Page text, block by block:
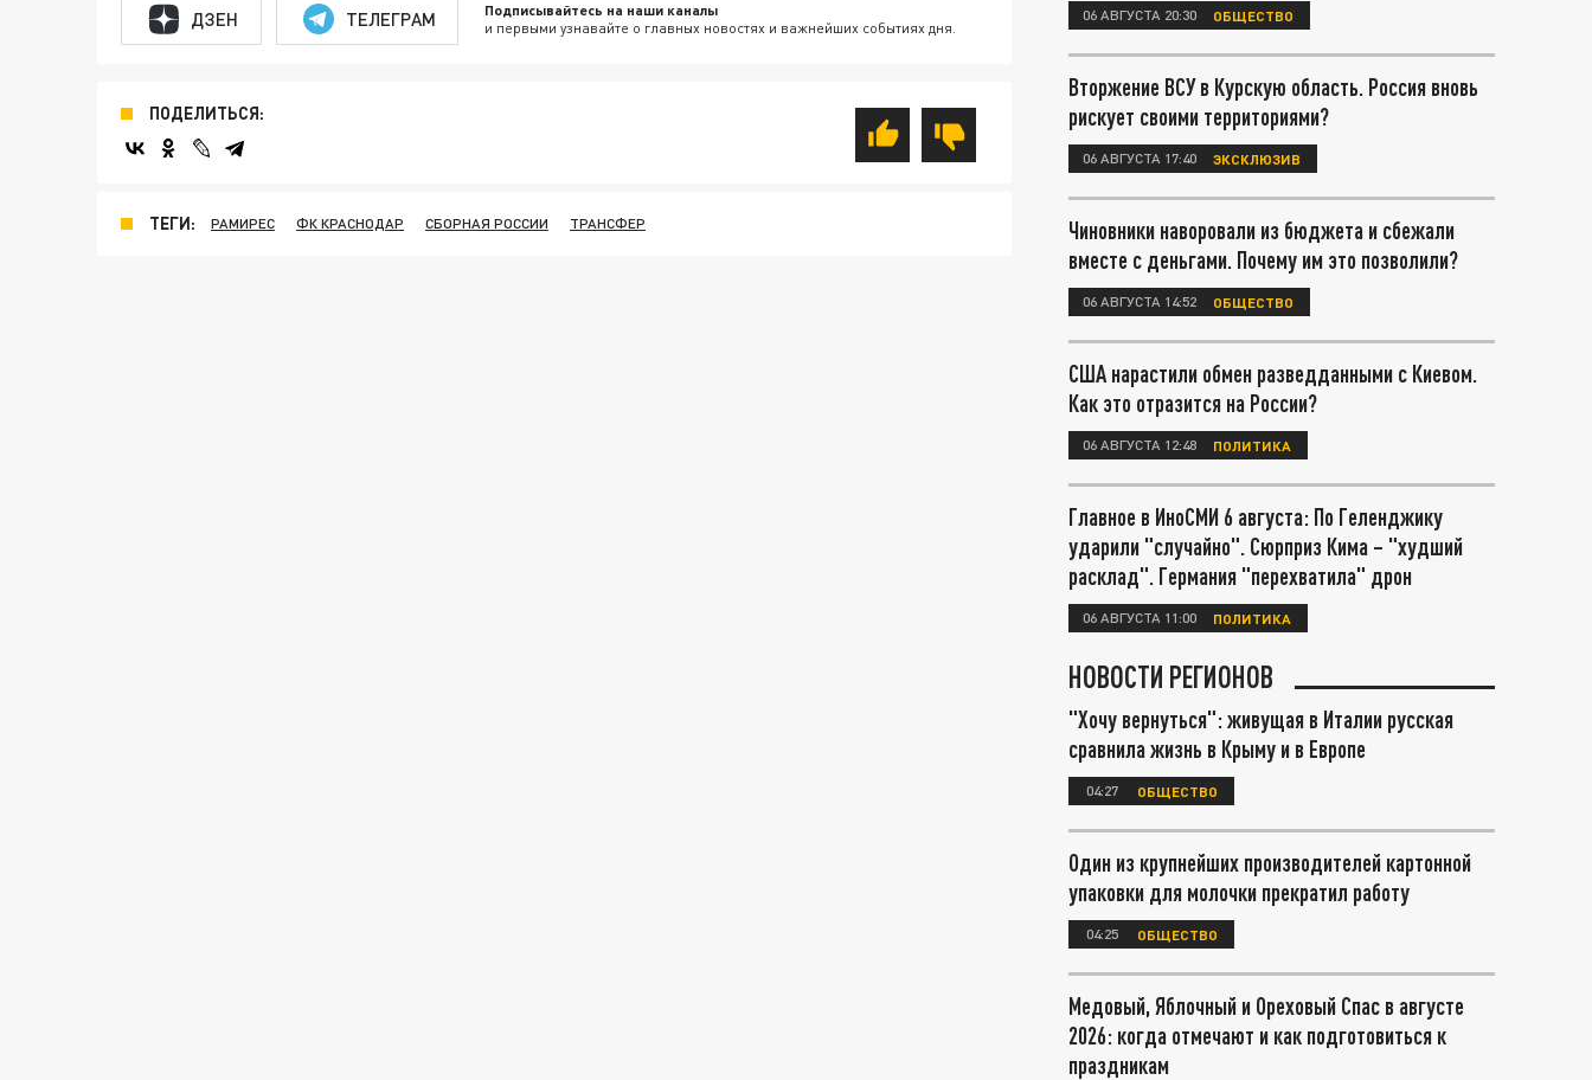
ДЗЕН ТЕЛЕГРАМ Подписывайтесь на наши каналы
и первыми узнавайте о главных новостях и важнейших событиях дня.
ПОДЕЛИТЬСЯ:
ТЕГИ: РАМИРЕС ФК КРАСНОДАР СБОРНАЯ РОССИИ ТРАНСФЕР
06 АВГУСТА 20:30 ОБЩЕСТВО
Вторжение ВСУ в Курскую область. Россия вновь
рискует своими территориями?
06 АВГУСТА 17:40 ЭКСКЛЮЗИВ
Чиновники наворовали из бюджета и сбежали
вместе с деньгами. Почему им это позволили?
06 АВГУСТА 14:52 ОБЩЕСТВО
США нарастили обмен разведданными с Киевом.
Как это отразится на России?
06 АВГУСТА 12:48 ПОЛИТИКА
Главное в ИноСМИ 6 августа: По Геленджику
ударили "случайно". Сюрприз Кима – "худший
расклад". Германия "перехватила" дрон
06 АВГУСТА 11:00 ПОЛИТИКА
НОВОСТИ РЕГИОНОВ
"Хочу вернуться": живущая в Италии русская
сравнила жизнь в Крыму и в Европе
04:27 ОБЩЕСТВО
Один из крупнейших производителей картонной
упаковки для молочки прекратил работу
04:25 ОБЩЕСТВО
Медовый, Яблочный и Ореховый Спас в августе
2026: когда отмечают и как подготовиться к
праздникам